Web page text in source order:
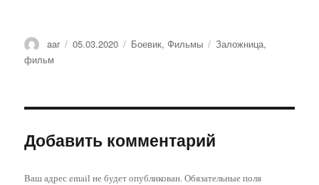
Автор
aar Опубликовано
05.03.2020 Рубрики
Боевик,Фильмы Метки
Заложница,
фильм
Добавить комментарий
Ваш адрес email не будет опубликован.Обязательные поля